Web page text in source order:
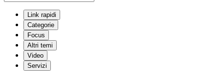
Link rapidi
Categorie
Focus
Altri temi
Video
Servizi